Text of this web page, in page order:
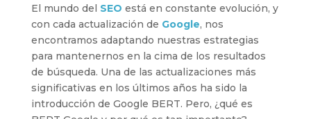
El mundo del SEO está en constante evolución, y
con cada actualización de Google, nos
encontramos adaptando nuestras estrategias
para mantenernos en la cima de los resultados
de búsqueda. Una de las actualizaciones más
significativas en los últimos años ha sido la
introducción de Google BERT. Pero, ¿qué es